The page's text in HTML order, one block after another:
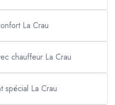
La Crau
chauffeur La Crau
spécial La Crau